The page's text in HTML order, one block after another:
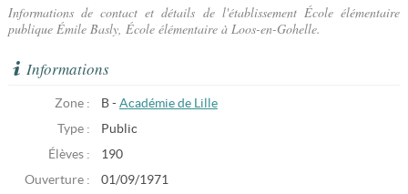
Informations de contact et détails de l'établissement École élémentaire
publique Émile Basly, École élémentaire à Loos-en-Gohelle.
Informations
Zone : B - Académie de Lille
Type :
Public
Élèves :
190
Ouverture :
01/09/1971